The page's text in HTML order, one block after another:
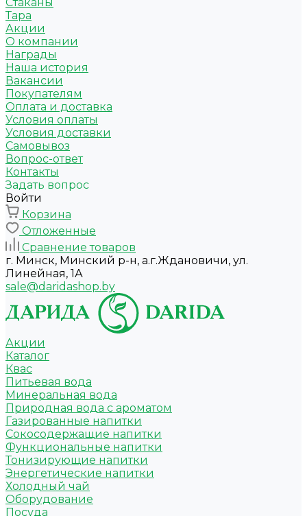
Тара
Акции
О компании
Награды
Наша история
Вакансии
Покупателям
Оплата и доставка
Условия оплаты
Условия доставки
Самовывоз
Вопрос-ответ
Контакты
Задать вопрос
Войти
Корзина
Отложенные
Сравнение товаров
г. Минск, Минский р-н, а.г.Ждановичи, ул.
Линейная, 1А
sale@daridashop.by
Акции
Каталог
Квас
Питьевая вода
Минеральная вода
Природная вода с ароматом
Газированные напитки
Сокосодержащие напитки
Функциональные напитки
Тонизирующие напитки
Энергетические напитки
Холодный чай
Оборудование
Посуда